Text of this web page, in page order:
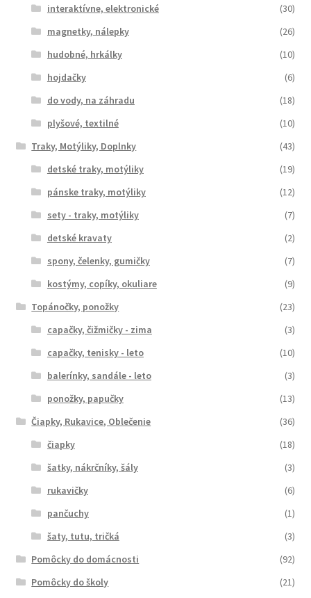
interaktívne, elektronické
(30)
magnetky, nálepky
(26)
hudobné, hrkálky
(10)
hojdačky
(6)
do vody, na záhradu
(18)
plyšové, textilné
(10)
Traky, Motýliky, Doplnky
(43)
detské traky, motýliky
(19)
pánske traky, motýliky
(12)
sety - traky, motýliky
(7)
detské kravaty
(2)
spony, čelenky, gumičky
(7)
kostýmy, copíky, okuliare
(9)
Topánočky, ponožky
(23)
capačky, čižmičky - zima
(3)
capačky, tenisky - leto
(10)
balerínky, sandále - leto
(3)
ponožky, papučky
(13)
Čiapky, Rukavice, Oblečenie
(36)
čiapky
(18)
šatky, nákrčníky, šály
(3)
rukavičky
(6)
pančuchy
(1)
šaty, tutu, tričká
(3)
Pomôcky do domácnosti
(92)
Pomôcky do školy
(21)